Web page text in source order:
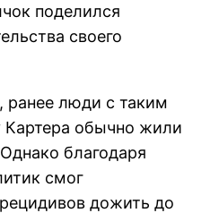
поделился
своего
ранее люди с таким
Картера обычно жили
благодаря
смог
дожить до